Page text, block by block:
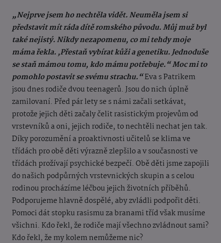
„Nejprve jsem ho nechtěla vidět. Neuměla jsem si
představit mít ráda dítě romského původu. Můj muž byl
také nejistý. Nikdy nezapomenu, co mi tehdy moje
máma řekla. ,Přestaň vybírat kůži a genetiku. Jednoduše
se staň mámou tomu, kdo mámu potřebuje.“ Moc mi to
pomohlo postavit se svému strachu.“Eva s Patrikem
jsou dnes rodiče dvou teenagerů. Jsou do nich úplně
zamilovaní. Před pár lety se s námi začali setkávat,
protože jejich děti začaly čelit rasistickým projevům od
vrstevníků a oni, jejich rodiče, to nechtěli nechat jen tak.
Díky porozumění a proaktivnosti učitelů se klima ve
třídách pro obě děti výrazně zlepšilo a v současnosti ve
třídách prožívají psychické bezpečí. Obě děti jsme zapojili
do našich podpůrných vrstevnických skupin a s celou
rodinou procházíme léčbou jejich životních příběhů.
Podporujeme hlavně dospělé, aby zvládli podpořit děti.
Pomoci dát stopku rasismu za branami tříd však musíme
všichni. Kdo řekl, že rodiče mají všechno zvládnout sami?
Kdo řekl, že my kolem nemůžeme nic?